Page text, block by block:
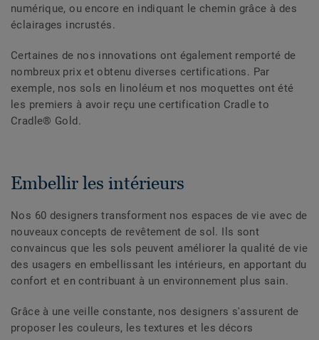
numérique, ou encore en indiquant le chemin grâce à des
éclairages incrustés.
Certaines de nos innovations ont également remporté de
nombreux prix et obtenu diverses certifications. Par
exemple, nos sols en linoléum et nos moquettes ont été
les premiers à avoir reçu une certification Cradle to
Cradle® Gold.
Embellir les intérieurs
Nos 60 designers transforment nos espaces de vie avec de
nouveaux concepts de revêtement de sol. Ils sont
convaincus que les sols peuvent améliorer la qualité de vie
des usagers en embellissant les intérieurs, en apportant du
confort et en contribuant à un environnement plus sain.
Grâce à une veille constante, nos designers s'assurent de
proposer les couleurs, les textures et les décors